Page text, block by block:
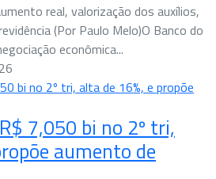
real, valorização dos auxílios,
(Por Paulo Melo)O Banco do
econômica...
7,050 bi no 2º tri,
aumento de